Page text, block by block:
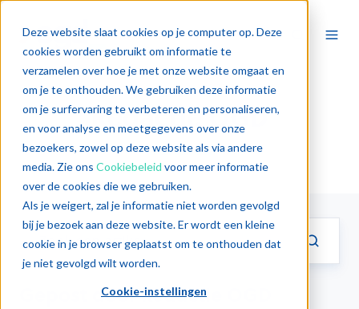
Deze website slaat cookies op je computer op. Deze
cookies worden gebruikt om informatie te
verzamelen over hoe je met onze website omgaat en
om je te onthouden. We gebruiken deze informatie
om je surfervaring te verbeteren en personaliseren,
en voor analyse en meetgegevens over onze
bezoekers, zowel op deze website als via andere
media. Zie ons Cookiebeleid voor meer informatie
over de cookies die we gebruiken.
Als je weigert, zal je informatie niet worden gevolgd
bij je bezoek aan deze website. Er wordt een kleine
cookie in je browser geplaatst om te onthouden dat
je niet gevolgd wilt worden.
Cookie-instellingen
Redactie OGD
Gepost door Redactie OGD